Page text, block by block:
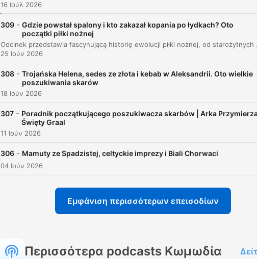
Radiowcy bez cenzury, Przemysław Skowron, Tomasz
Olbratowski i Jacek Tonkowicz zapraszają na
00:00:32 · Przedstawienie prowadzących oraz koncepcji
nowego programu radiowego.
Będzie zabawnie, groteskowo i absurdalnie.
16 Ιούλ 2026
309 - Gdzie powstał spalony i kto zakazał kopania po łydkach? Oto
początki piłki nożnej
Odcinek przedstawia fascynującą historię ewolucji piłki nożnej,
25 Ιούν 2026
308 - Trojańska Helena, sedes ze złota i kebab w Aleksandrii. Oto wielkie
poszukiwania skarów
18 Ιούν 2026
307 - Poradnik początkującego poszukiwacza skarbów | Arka
Święty Graal
11 Ιούν 2026
306 - Mamuty ze Spadzistej, celtyckie imprezy i Biali Chorwaci
04 Ιούν 2026
Εμφάνιση περισσότερων επεισοδίων
Περισσότερα podcasts Κωμωδία